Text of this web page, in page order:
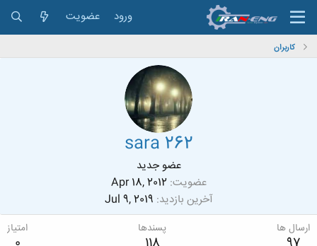
ورود عضویت
کاربران
sara 262
عضو جدید
عضویت Apr 18, 2012
آخرین بازدید Jul 9, 2019
ارسال ها پسندها امتیاز